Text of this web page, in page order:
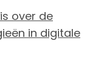
over de
in digitale